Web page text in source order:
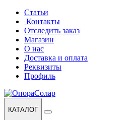
Перейти
навигации
Перейти
содержанию
Статьи
Контакты
Отследить заказ
Магазин
О нас
Доставка и оплата
Реквизиты
Профиль
КАТАЛОГ